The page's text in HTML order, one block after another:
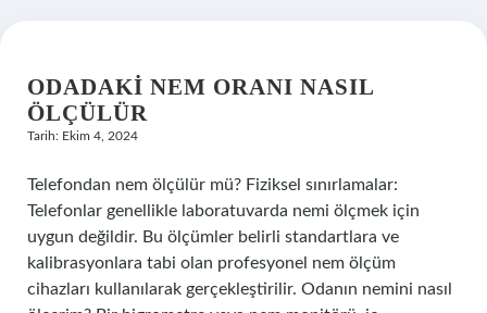
ODADAKI NEM ORANI NASIL
ÖLÇÜLÜR
Tarih: Ekim 4, 2024
Telefondan nem ölçülür mü? Fiziksel sınırlamalar:
Telefonlar genellikle laboratuvarda nemi ölçmek için
uygun değildir. Bu ölçümler belirli standartlara ve
kalibrasyonlara tabi olan profesyonel nem ölçüm
cihazları kullanılarak gerçekleştirilir. Odanın nemini nasıl